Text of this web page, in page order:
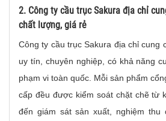
2. Công ty cầu trục Sakura địa chỉ
chất lượng, giá rẻ
Công ty cầu trục Sakura địa chỉ cung
uy tín, chuyên nghiệp, có khả năng
phạm vi toàn quốc. Mỗi sản phẩm
cấp đều được kiểm soát chặt chẽ từ
đến giám sát sản xuất, nghiệm thu